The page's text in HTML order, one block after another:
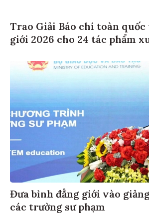
Trao Giải Báo chí toàn quốc
giới 2026 cho 24 tác phẩm
Đưa bình đẳng giới vào
các trường sư phạm